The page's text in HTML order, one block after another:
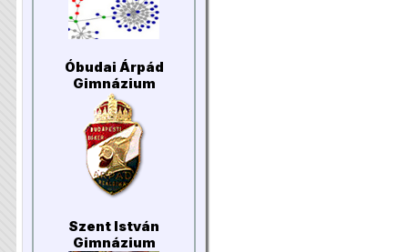
Óbudai Árpád
Gimnázium
Szent István
Gimnázium